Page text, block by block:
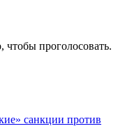
чтобы проголосовать.
санкции против